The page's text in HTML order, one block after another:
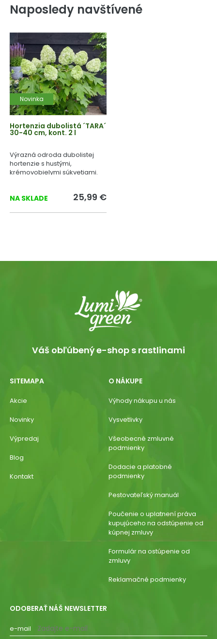
Naposledy navštívené
Novinka
Hortenzia dubolistá ´TARA´
30-40 cm, kont. 2 l
Výrazná odroda dubolistej
hortenzie s hustými,
krémovobielymi súkvetiami.
NA SKLADE 25,99 €
Váš obľúbený e-shop s rastlinami
SITEMAPA
Akcie
Novinky
Výpredaj
Blog
Kontakt
O NÁKUPE
Výhody nákupu u nás
Vysvetlivky
Všeobecné zmluvné
podmienky
Dodacie a platobné
podmienky
Pestovateľský manuál
Poučenie o uplatnení práva
kupujúceho na odstúpenie od
kúpnej zmluvy
Formulár na ostúpenie od
zmluvy
Reklamačné podmienky
ODOBERAŤ NÁŠ NEWSLETTER
e-mail